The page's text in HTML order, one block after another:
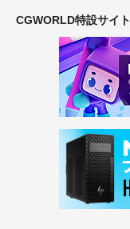
CGWORLD特設サイト